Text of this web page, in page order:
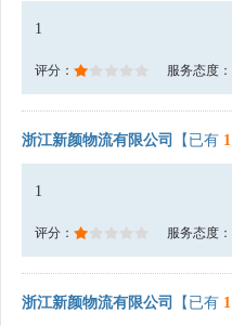
1
评分： 服务态度：
浙江新颜物流有限公司 【已有 1
1
评分： 服务态度：
浙江新颜物流有限公司 【已有 1